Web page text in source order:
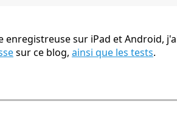
enregistreuse sur iPad et Android,
sur ce blog, ainsi que les tests.